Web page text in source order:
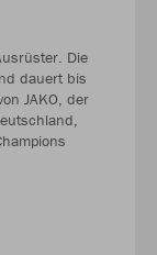
Die
dauert bis
JAKO, der